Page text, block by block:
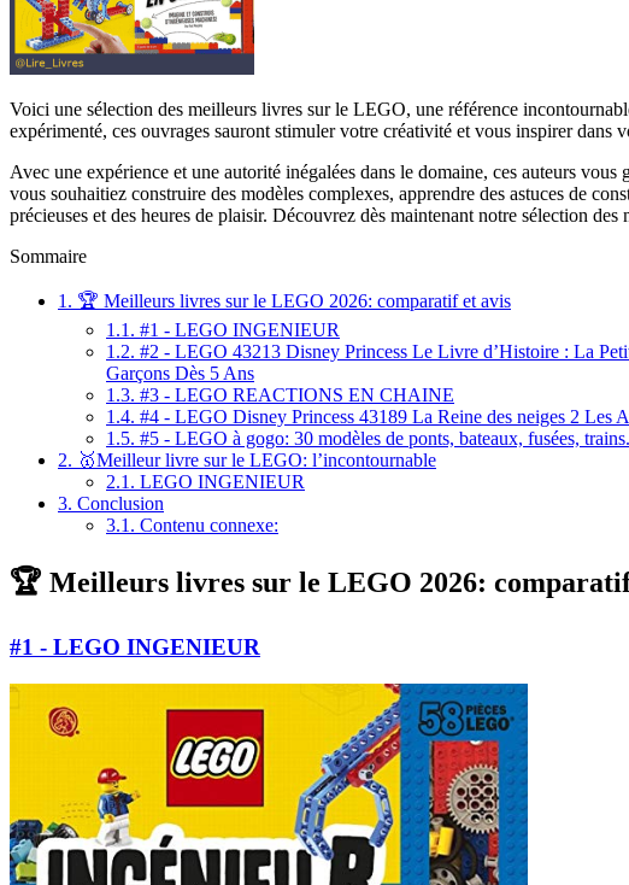
Voici une sélection des meilleurs livres sur le LEGO, une référence
expérimenté, ces ouvrages sauront stimuler votre créativité et vous inspirer dans
Avec une expérience et une autorité inégalées dans le domaine, ces auteurs
vous souhaitiez construire des modèles complexes, apprendre des astuces de
précieuses et des heures de plaisir. Découvrez dès maintenant notre sélection
Sommaire
1. 🏆 Meilleurs livres sur le LEGO 2026: comparatif et avis
1.1. #1 - LEGO INGENIEUR
1.2. #2 - LEGO 43213 Disney Princess Le Livre d’Histoire : La
Garçons Dès 5 Ans
1.3. #3 - LEGO REACTIONS EN CHAINE
1.4. #4 - LEGO Disney Princess 43189 La Reine des neiges 2 Les
1.5. #5 - LEGO à gogo: 30 modèles de ponts, bateaux, fusées,
2. 🥇Meilleur livre sur le LEGO: l’incontournable
2.1. LEGO INGENIEUR
3. Conclusion
3.1. Contenu connexe:
🏆 Meilleurs livres sur le LEGO 2026:
#1 - LEGO INGENIEUR